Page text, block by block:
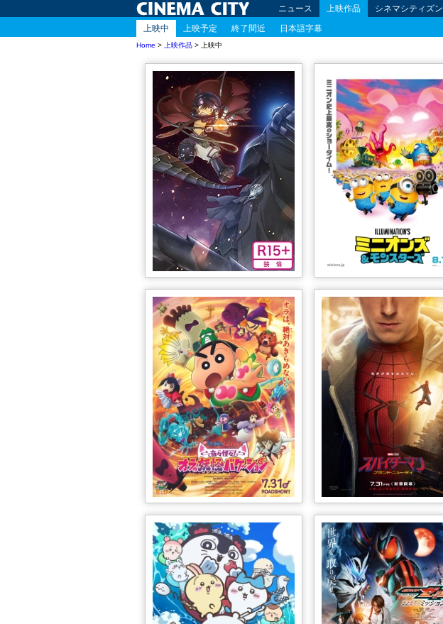
ニュース 上映作品 シネマシティズン
上映中
上映予定 終了間近 日本語字幕
Home > 上映作品 > 上映中